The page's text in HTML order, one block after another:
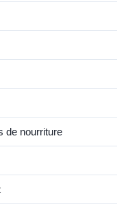
de nourriture